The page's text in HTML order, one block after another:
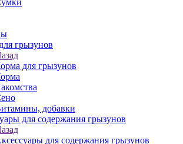
грызунов
для грызунов
добавки
для содержания грызунов
для содержания грызунов